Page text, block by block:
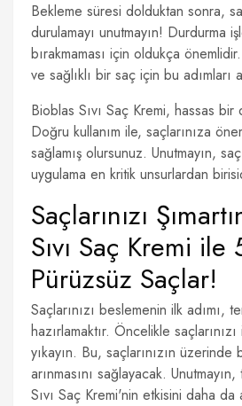
Bekleme süresi dolduktan sonra,
durulamayı unutmayın! Durdurma
bırakmaması için oldukça
ve sağlıklı bir saç için bu adımları
Bioblas Sıvı Saç Kremi, hassas
Doğru kullanım ile, saçlarınıza
sağlamış olursunuz. Unutmayın,
uygulama en kritik unsurlardan
Saçlarınızı
Sıvı Saç Kremi ile
Pürüzsüz Saçlar!
Saçlarınızı beslemenin ilk adımı,
hazırlamaktır. Öncelikle
yıkayın. Bu, saçlarınızın üzerinde
arınmasını sağlayacak.
Sıvı Saç Kremi'nin etkisini daha da